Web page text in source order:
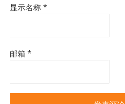
显示名称*
邮箱 *